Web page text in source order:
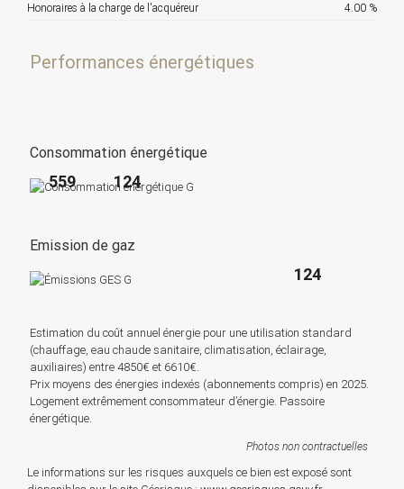
Honoraires à la charge de l'acquéreur 4.00 %
Performances énergétiques
Consommation énergétique
559 124
Emission de gaz
124
Estimation du coût annuel énergie pour une utilisation standard
(chauffage, eau chaude sanitaire, climatisation, éclairage,
auxiliaires) entre 4850€ et 6610€.
Prix moyens des énergies indexés (abonnements compris) en 2025.
Logement extrêmement consommateur d’énergie. Passoire
énergétique.
Photos non contractuelles
Le informations sur les risques auxquels ce bien est exposé sont